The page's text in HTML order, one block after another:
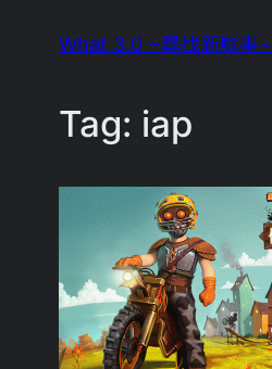
What 3.0 ~尋找新鮮事~
Tag: iap